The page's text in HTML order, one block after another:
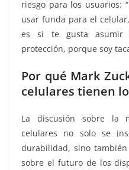
riesgo para los usuarios:
usar funda para el
es si te gusta asumir
protección, porque soy
Por qué Mark
celulares tienen
La discusión sobre la
celulares no solo se
durabilidad, sino
sobre el futuro de los